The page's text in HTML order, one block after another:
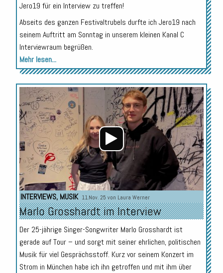
Jero19 für ein Interview zu treffen!
Abseits des ganzen Festivaltrubels durfte ich Jero19 nach
seinem Auftritt am Sonntag in unserem kleinen Kanal C
Interviewraum begrüßen.
Mehr lesen...
Audio-
Player
INTERVIEWS, MUSIK 11.Nov. 25 von Laura Werner
Marlo Grosshardt im Interview
Der 25-jährige Singer-Songwriter Marlo Grosshardt ist
gerade auf Tour – und sorgt mit seiner ehrlichen, politischen
Musik für viel Gesprächsstoff. Kurz vor seinem Konzert im
Strom in München habe ich ihn getroffen und mit ihm über